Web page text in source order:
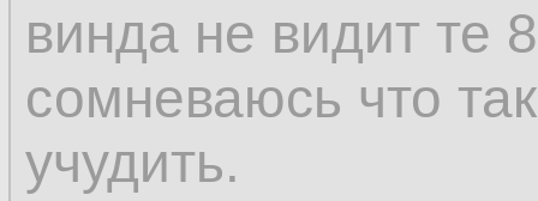
винда не видит те
сомневаюсь что
учудить.